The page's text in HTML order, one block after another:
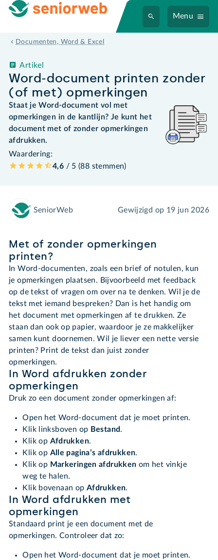
Menu
Documenten, Word & Excel
Word-document printen zonder
(of met) opmerkingen
Artikel
Staat je Word-document vol met
opmerkingen in de kantlijn? Je kunt het
document met of zonder opmerkingen
afdrukken.
Waardering:
4,6 / 5 (88 stemmen)
SeniorWeb Gewijzigd op 19 jun 2026
Met of zonder opmerkingen
printen?
In Word-documenten, zoals een brief of notulen, kun
je opmerkingen plaatsen. Bijvoorbeeld met feedback
op de tekst of vragen om over na te denken. Wil je de
tekst met iemand bespreken? Dan is het handig om
het document met opmerkingen af te drukken. Ze
staan dan ook op papier, waardoor je ze makkelijker
samen kunt doornemen. Wil je liever een nette versie
printen? Print de tekst dan juist zonder
opmerkingen.
In Word afdrukken zonder
opmerkingen
Druk zo een document zonder opmerkingen af:
Open het Word-document dat je moet printen.
Klik linksboven op Bestand.
Klik op Afdrukken.
Klik op Alle pagina’s afdrukken.
Klik op Markeringen afdrukken om het vinkje
weg te halen.
Klik bovenaan op Afdrukken.
In Word afdrukken met
opmerkingen
Standaard print je een document met de
opmerkingen. Controleer dat zo:
Open het Word-document dat je moet printen.